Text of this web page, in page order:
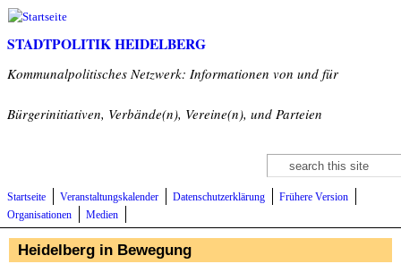
Direkt zum Inhalt
STADTPOLITIK HEIDELBERG
Kommunalpolitisches Netzwerk: Informationen von und für
Bürgerinitiativen, Verbände(n), Vereine(n), und Parteien
Suchformular
Suche
Startseite Veranstaltungskalender Datenschutzerklärung
Frühere Version
Organisationen
Medien
Heidelberg in Bewegung